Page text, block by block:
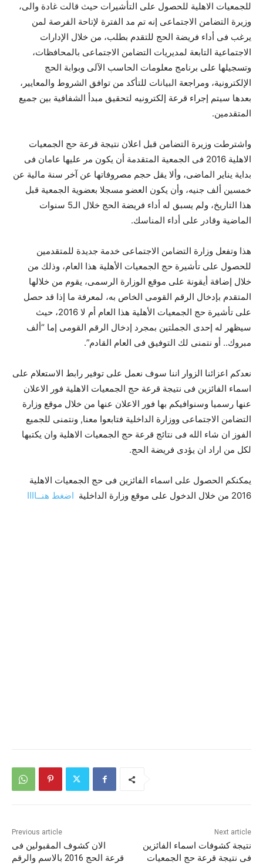
للجمعيات الاهلية للحصول على التأشيرات حيث قالت غادة والى،
وزيرة التضامن الاجتماعى إنه تم مد الفترة لإتاحة الفرصة لمن
يرغب فى أداء فريضة الحج للتقدم بطلب، من خلال الإدارات
الاجتماعية التابعة لمديريات التضامن الاجتماعى بالمحافظات،
وتسجيلها على برنامج معلومات الحاسب الآلى وبوابة الحج
الإلكترونية، ومراجعة البيانات للتأكد من توافق الشروط والمعايير،
بعدها سيتم إجراء قرعة إلكترونيه لتحقيق مبدأ الشفافية بين جميع
المتقدمين.
واشترطت وزيرة التضامن قبل اعلان نتيجة قرعة حج الجمعيات
الاهلية 2016 فى الجمعية المتقدمة أن يكون مر عليها عامان فى
بداية يناير الماضى، وألا يقل حجم مصروفاتها عن آخر سنة مالية عن
خمسين ألف جنيه، وأن يكون العضو مسجلا بعضوية الجمعية قبل
هذا التاريخ، ولم يسبق له أداء فريضة الحج خلال الـ5 سنوات
الماضية وقادر على أداء المناسك.
هذا وتفعل وزارة التضامن الاجتماعى خدمة جديدة للمتقدمين
للحصول على تأشيرة حج الجمعيات الأهلية هذا العام، وذلك من
خلال إضافة أيقونة على موقع الوزارة الرسمى، يقوم من خلالها
المتقدم بإدخال الرقم القومى الخاص به، لمعرفة ما إذا قد حصل
على تأشيرة حج الجمعيات الأهلية هذا العام أم لا 2016، حيث
سيظهر له إحدى الجملتين بمجرد إدخال الرقم القومى إما “ألف
مبروك.. أو نتمنى لك التوفيق فى العام القادم”.
نعدكم اعزائنا الزوار اننا سوف نعمل على توفير رابط الاستعلام على
اسماء الفائزين فى نتيجة قرعة حج الجمعيات الاهلية فور الاعلان
عنها رسميا وسنوافيكم بها فور الاعلان عنها من خلال موقع وزارة
التضامن الاجتماعى ووزارة الداخلية فتابعوا معنا, ونتمنى للجميع
الفوز ان شاء الله فى نتائج قرعة حج الجمعيات الاهلية وان يكتبها
لكل من اراد ان يؤدى فريضة الحج.
يمكنكم الحصول على اسماء الفائزين فى حج الجمعيات الاهلية
2016 من خلال الدخول على موقع وزارة الداخلية
اضغط هنــاااا
Previous article
الان كشوف المقبولين فى
قرعة الحج 2016 بالاسم والرقم
Next article
نتيجة كشوفات اسماء الفائزين
فى نتيجة قرعة حج الجمعيات